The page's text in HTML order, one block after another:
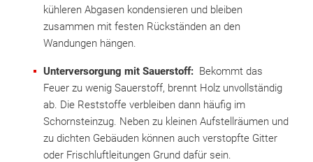
kühleren Abgasen kondensieren und bleiben
zusammen mit festen Rückständen an den
Wandungen hängen.
Unterversorgung mit Sauerstoff: Bekommt das
Feuer zu wenig Sauerstoff, brennt Holz unvollständig
ab. Die Reststoffe verbleiben dann häufig im
Schornsteinzug. Neben zu kleinen Aufstellräumen und
zu dichten Gebäuden können auch verstopfte Gitter
oder Frischluftleitungen Grund dafür sein.